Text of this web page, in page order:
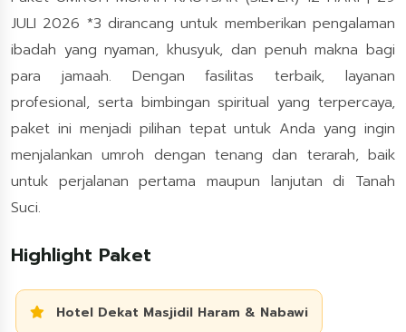
JULI 2026 *3 dirancang untuk memberikan pengalaman
ibadah yang nyaman, khusyuk, dan penuh makna bagi
para jamaah. Dengan fasilitas terbaik, layanan
profesional, serta bimbingan spiritual yang terpercaya,
paket ini menjadi pilihan tepat untuk Anda yang ingin
menjalankan umroh dengan tenang dan terarah, baik
untuk perjalanan pertama maupun lanjutan di Tanah
Suci.
Highlight Paket
Hotel Dekat Masjidil Haram & Nabawi